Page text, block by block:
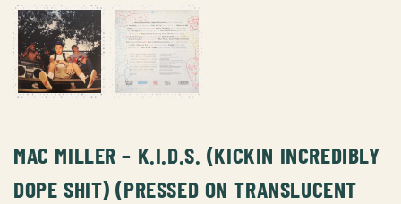
MAC MILLER – K.I.D.S. (KICKIN INCREDIBLY
DOPE SHIT) (PRESSED ON TRANSLUCENT